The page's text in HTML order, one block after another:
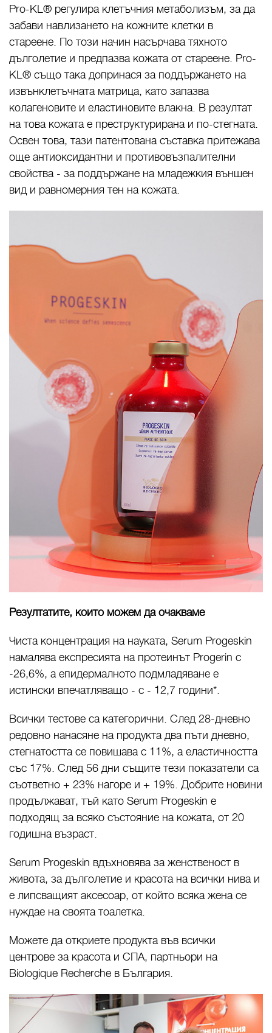
Pro-KL® регулира клетъчния метаболизъм, за да
забави навлизането на кожните клетки в
стареене. По този начин насърчава тяхното
дълголетие и предпазва кожата от стареене. Pro-
KL® също така допринася за поддържането на
извънклетъчната матрица, като запазва
колагеновите и еластиновите влакна. В резултат
на това кожата е преструктурирана и по-стегната.
Освен това, тази патентована съставка притежава
още антиоксидантни и противовъзпалителни
свойства - за поддържане на младежкия външен
вид и равномерния тен на кожата.
Резултатите, които можем да очакваме
Чиста концентрация на науката, Serum Progeskin
намалява експресията на протеинът Progerin с
-26,6%, а епидермалното подмладяване е
истински впечатляващо - с - 12,7 години*.
Всички тестове са категорични. След 28-дневно
редовно нанасяне на продукта два пъти дневно,
стегнатостта се повишава с 11%, а еластичността
със 17%. След 56 дни същите тези показатели са
съответно + 23% нагоре и + 19%. Добрите новини
продължават, тъй като Serum Progeskin е
подходящ за всяко състояние на кожата, от 20
годишна възраст.
Serum Progeskin вдъхновява за женственост в
живота, за дълголетие и красота на всички нива и
е липсващият аксесоар, от който всяка жена се
нуждае на своята тоалетка.
Можете да откриете продукта във всички
центрове за красота и СПА, партньори на
Biologique Recherche в България.